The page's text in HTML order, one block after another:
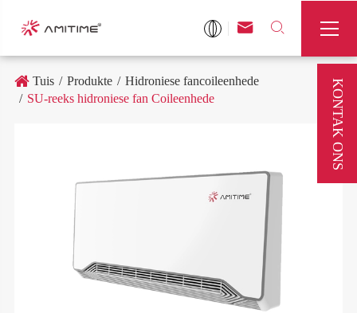
 

Tuis Produkte
Hidroniese fancoileenhede
SU-reeks hidroniese fan Coileenhede
KONTAK ONS